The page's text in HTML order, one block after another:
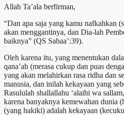
Allah Ta’ala berfirman,
“Dan apa saja yang kamu nafkahkan
akan menggantinya, dan Dia-lah
baiknya” (QS Sabaa’:39).
Oleh karena itu, yang menentukan
qana’ah (merasa cukup dan puas
yang akan melahirkan rasa ridha dan
manusia, dan inilah kekayaan yang
Rasululah shallallahu ‘alaihi wa
karena banyaknya kemewahan dunia
(yang hakiki) adalah kekayaan